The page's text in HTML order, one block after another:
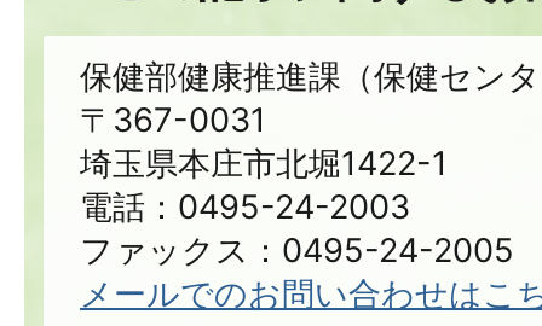
保健部健康推進課（保健セン
〒367-0031
埼玉県本庄市北堀1422-1
電話：0495-24-2003
ファックス：0495-24-2005
メールでのお問い合わせはこ